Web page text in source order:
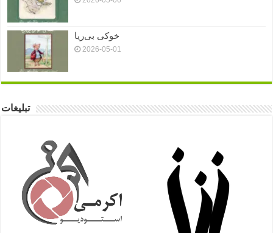
خوکی بی‌ریا
2026-05-01
تبلیغات